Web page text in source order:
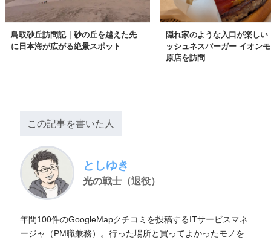
鳥取砂丘訪問記｜砂の丘を越えた先
に日本海が広がる絶景スポット
隠れ家のような入口が楽しい
ッシュネスバーガー イオン
原店を訪問
この記事を書いた人
としゆき
光の戦士（退役）
年間100件のGoogleMapクチコミを投稿するITサービスマネ
ージャ（PM職兼務）。行った場所と買ってよかったモノを